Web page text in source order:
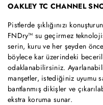
OAKLEY TC CHANNEL
Pistlerde şıklığınızı
FNDry™ su geçirmez
serin, kuru ve her şeyden
böylece kar üzerindeki
odaklanabilirsiniz.
manşetler, istediğiniz uyumu
bantlanmış dikişler ve
ekstra koruma sunar.